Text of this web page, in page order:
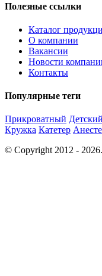
Полезные ссылки
Каталог
О компании
Вакансии
Новости
Контакты
Популярные теги
Прикроватный Детский
Кружка Катетер
© Copyright 2012 -